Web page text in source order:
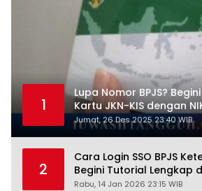
1
Lupa Nomor BPJS?
Kartu JKN-KIS dengan
Jumat, 26 Des 2025 23:40 WIB
2
Cara Login SSO BPJS
Begini Tutorial Lengkap
Pengertiannya
Rabu, 14 Jan 2026 23:15 WIB